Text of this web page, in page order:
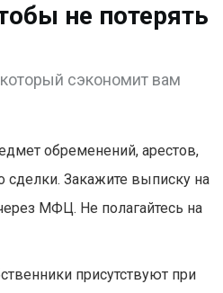
не потерять
сэкономит вам
обременений, арестов,
сделки. Закажите выписку на
МФЦ. Не полагайтесь на
присутствуют при